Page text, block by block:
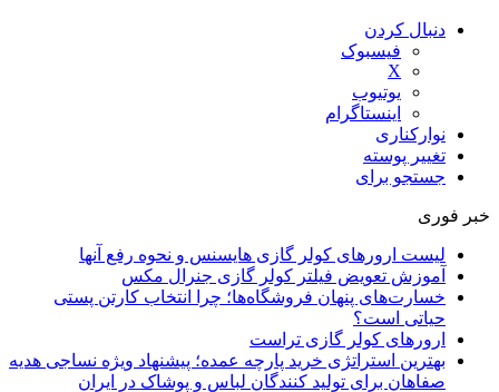
دنبال کردن
فیسبوک
X
یوتیوب
اینستاگرام
نوارکناری
تغییر پوسته
جستجو برای
خبر فوری
لیست ارورهای کولر گازی هایسنس و نحوه رفع آنها
آموزش تعویض فیلتر کولر گازی جنرال مکس
خسارت‌های پنهان فروشگاه‌ها؛ چرا انتخاب کارتن پستی
حیاتی است؟
ارورهای کولر گازی تراست
بهترین استراتژی خرید پارچه عمده؛ پیشنهاد ویژه نساجی هدیه
صفاهان برای تولید کنندگان لباس و پوشاک در ایران